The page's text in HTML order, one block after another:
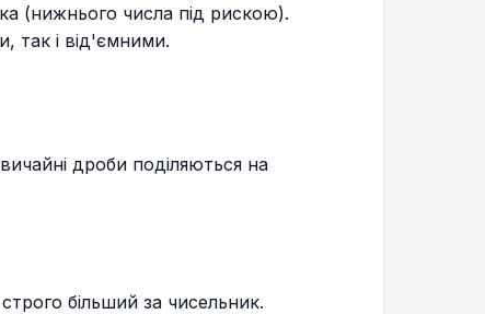
(нижнього числа під рискою).
так і від'ємними.
дроби поділяються на
більший за чисельник.